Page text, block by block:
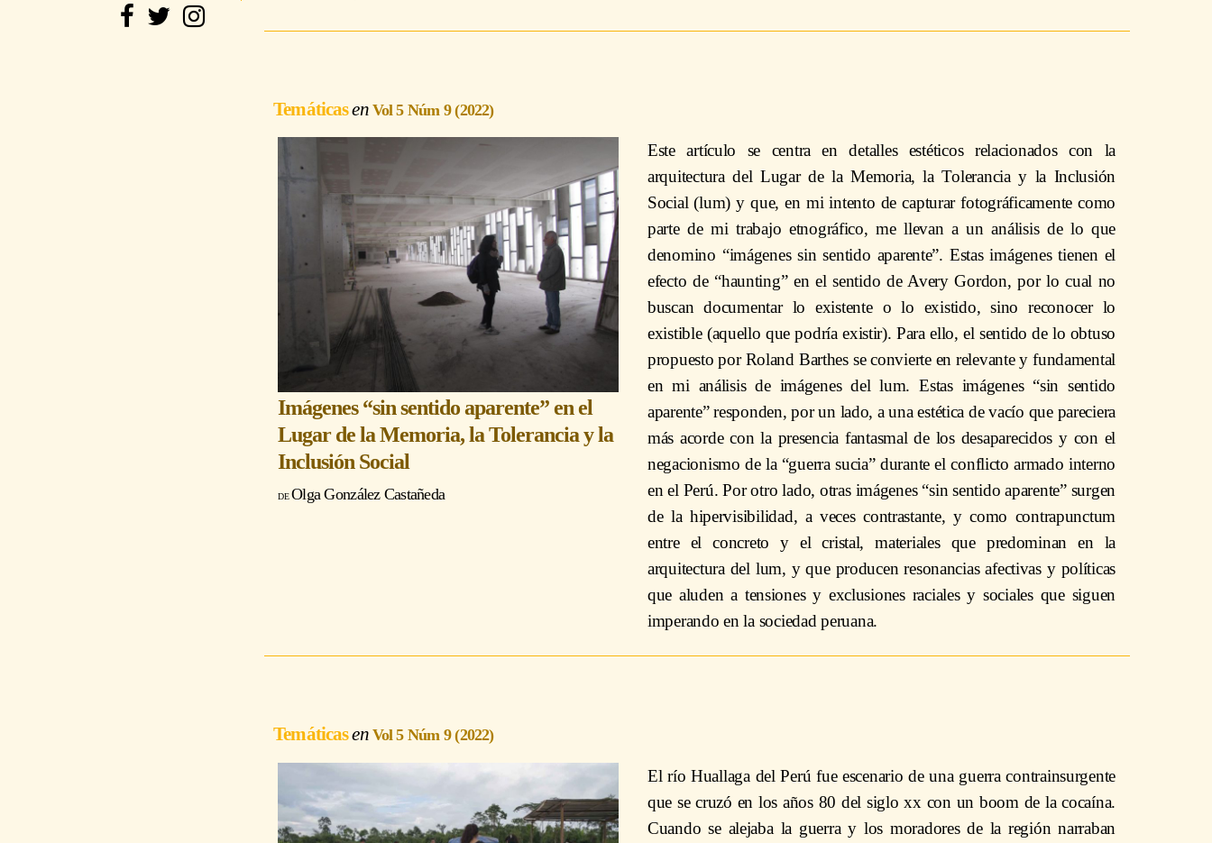
Temáticas Vol 5 Núm 9 (2022)
Imágenes “sin sentido aparente” en el
Lugar de la Memoria, la Tolerancia y la
Inclusión Social
Olga González Castañeda
Este artículo se centra en detalles estéticos relacionados con la
arquitectura del Lugar de la Memoria, la Tolerancia y la Inclusión
Social (lum) y que, en mi intento de capturar fotográficamente como
parte de mi trabajo etnográfico, me llevan a un análisis de lo que
denomino “imágenes sin sentido aparente”. Estas imágenes tienen el
efecto de “haunting” en el sentido de Avery Gordon, por lo cual no
buscan documentar lo existente o lo existido, sino reconocer lo
existible (aquello que podría existir). Para ello, el sentido de lo obtuso
propuesto por Roland Barthes se convierte en relevante y fundamental
en mi análisis de imágenes del lum. Estas imágenes “sin sentido
aparente” responden, por un lado, a una estética de vacío que pareciera
más acorde con la presencia fantasmal de los desaparecidos y con el
negacionismo de la “guerra sucia” durante el conflicto armado interno
en el Perú. Por otro lado, otras imágenes “sin sentido aparente” surgen
de la hipervisibilidad, a veces contrastante, y como contrapunctum
entre el concreto y el cristal, materiales que predominan en la
arquitectura del lum, y que producen resonancias afectivas y políticas
que aluden a tensiones y exclusiones raciales y sociales que siguen
imperando en la sociedad peruana.
Temáticas Vol 5 Núm 9 (2022)
El río Huallaga del Perú fue escenario de una guerra contrainsurgente
que se cruzó en los años 80 del siglo xx con un boom de la cocaína.
Cuando se alejaba la guerra y los moradores de la región narraban